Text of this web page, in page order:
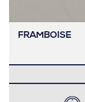
FRAMBOISE